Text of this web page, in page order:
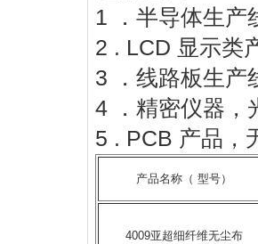
1 ．半导体生产
2 . LCD 显示类
3 ．线路板生产
4 ．精密仪器，
5 . PCB 产品，
产品名称（ 型号）
4009亚超细纤维无尘布